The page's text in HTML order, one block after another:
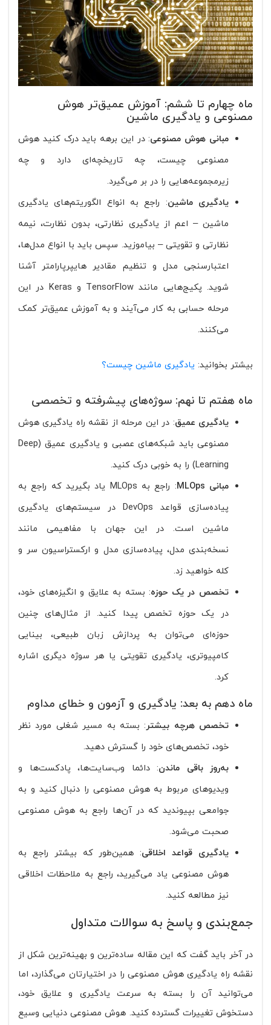
ماه چهارم تا ششم: آموزش عمیق‌تر هوش
مصنوعی و یادگیری ماشین
مبانی هوش مصنوعی: در این برهه باید درک کنید هوش
مصنوعی چیست، چه تاریخچه‌ای دارد و چه
زیرمجموعه‌هایی را در بر می‌گیرد.
یادگیری ماشین: راجع به انواع الگوریتم‌های یادگیری
ماشین – اعم از یادگیری نظارتی، بدون نظارت، نیمه
نظارتی و تقویتی – بیاموزید. سپس باید با انواع مدل‌ها،
اعتبارسنجی مدل‌ و تنظیم مقادیر هایپرپارامتر آشنا
شوید. پکیج‌هایی مانند TensorFlow و Keras در این
مرحله حسابی به کار می‌آیند و به آموزش عمیق‌تر کمک
می‌کنند.
بیشتر بخوانید: یادگیری ماشین چیست؟
ماه هفتم تا نهم: سوژه‌های پیشرفته و تخصصی
یادگیری عمیق: در این مرحله از نقشه راه یادگیری هوش
مصنوعی باید شبکه‌های عصبی و یادگیری عمیق (Deep
Learning) را به خوبی درک کنید.
مبانی MLOps
: راجع به MLOps یاد بگیرید که راجع به
پیاده‌سازی قواعد DevOps در سیستم‌های یادگیری
ماشین است. در این جهان با مفاهیمی مانند
نسخه‌بندی مدل، پیاده‌سازی مدل و ارکستراسیون سر و
کله خواهید زد.
تخصص در یک حوزه: بسته به علایق و انگیزه‌های خود،
در یک حوزه تخصص پیدا کنید. از مثال‌های چنین
حوزه‌ای می‌توان به پردازش زبان طبیعی، بینایی
کامپیوتری، یادگیری تقویتی یا هر سوژه دیگری اشاره
کرد.
ماه دهم به بعد: یادگیری و آزمون و خطای مداوم
تخصص هرچه بیشتر: بسته به مسیر شغلی مورد نظر
خود، تخصص‌های خود را گسترش دهید.
به‌روز باقی ماندن: دائما وب‌سایت‌ها، پادکست‌ها و
ویدیوهای مربوط به هوش مصنوعی را دنبال کنید و به
جوامعی بپیوندید که در آن‌ها راجع به هوش مصنوعی
صحبت می‌شود.
یادگیری قواعد اخلاقی: همین‌طور که بیشتر راجع به
هوش مصنوعی یاد می‌گیرید، راجع به ملاحظات اخلاقی
نیز مطالعه کنید.
جمع‌بندی و پاسخ به سوالات متداول
در آخر باید گفت که این مقاله ساده‌ترین و بهینه‌ترین شکل از
نقشه راه یادگیری هوش مصنوعی را در اختیارتان می‌گذارد، اما
می‌توانید آن را بسته به سرعت یادگیری و علایق خود،
دستخوش تغییرات گسترده کنید. هوش مصنوعی دنیایی وسیع